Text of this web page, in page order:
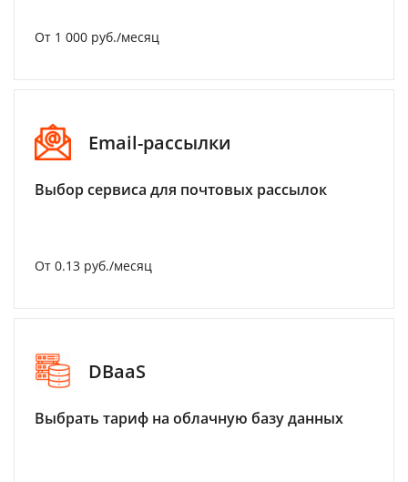
От 1 000 руб./месяц
Email-рассылки
Выбор сервиса для почтовых рассылок
От 0.13 руб./месяц
DBaaS
Выбрать тариф на облачную базу данных